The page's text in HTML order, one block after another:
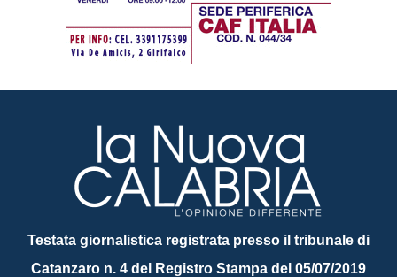
Testata giornalistica registrata presso il tribunale di
Catanzaro n. 4 del Registro Stampa del 05/07/2019